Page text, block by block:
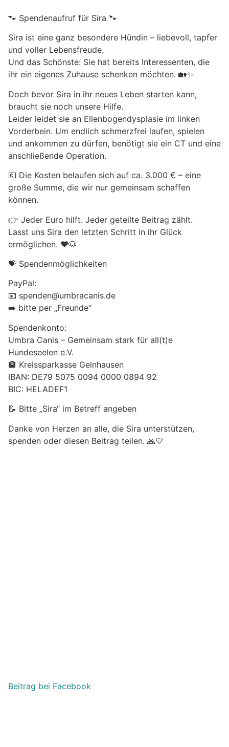
🐾 Spendenaufruf für Sira 🐾
Sira ist eine ganz besondere Hündin – liebevoll, tapfer
und voller Lebensfreude.
Und das Schönste: Sie hat bereits Interessenten, die
ihr ein eigenes Zuhause schenken möchten. 🏡✨
Doch bevor Sira in ihr neues Leben starten kann,
braucht sie noch unsere Hilfe.
Leider leidet sie an Ellenbogendysplasie im linken
Vorderbein. Um endlich schmerzfrei laufen, spielen
und ankommen zu dürfen, benötigt sie ein CT und eine
anschließende Operation.
💶 Die Kosten belaufen sich auf ca. 3.000 € – eine
große Summe, die wir nur gemeinsam schaffen
können.
👉 Jeder Euro hilft. Jeder geteilte Beitrag zählt.
Lasst uns Sira den letzten Schritt in ihr Glück
ermöglichen. ❤️🐶
💝 Spendenmöglichkeiten
PayPal:
📧 spenden@umbracanis.de
➡️ bitte per „Freunde“
Spendenkonto:
Umbra Canis – Gemeinsam stark für all(t)e
Hundeseelen e.V.
🏦 Kreissparkasse Gelnhausen
IBAN: DE79 5075 0094 0000 0894 92
BIC: HELADEF1
📝 Bitte „Sira“ im Betreff angeben
Danke von Herzen an alle, die Sira unterstützen,
spenden oder diesen Beitrag teilen. 🙏💛
Beitrag bei Facebook